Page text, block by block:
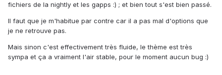
fichiers de la nightly et les gapps :) ; et bien tout s'est bien passé.
Il faut que je m'habitue par contre car il a pas mal d'options que
je ne retrouve pas.
Mais sinon c'est effectivement très fluide, le thème est très
sympa et ça a vraiment l'air stable, pour le moment aucun bug :)